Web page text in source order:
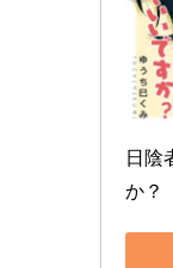
日陰
か？